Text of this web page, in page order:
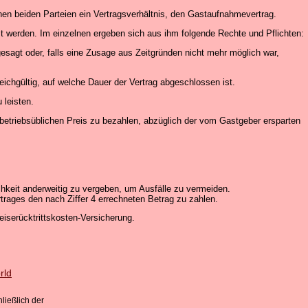
beiden Parteien ein Vertragsverhältnis, den Gastaufnahmevertrag.
Im einzelnen ergeben sich aus ihm folgende Rechte und Pflichten:
oder, falls eine Zusage aus Zeitgründen nicht mehr möglich war,
auf welche Dauer der Vertrag abgeschlossen ist.
leisten.
Preis zu bezahlen, abzüglich der vom Gastgeber ersparten
anderweitig zu vergeben, um Ausfälle zu vermeiden.
den nach Ziffer 4 errechneten Betrag zu zahlen.
Versicherung.
der